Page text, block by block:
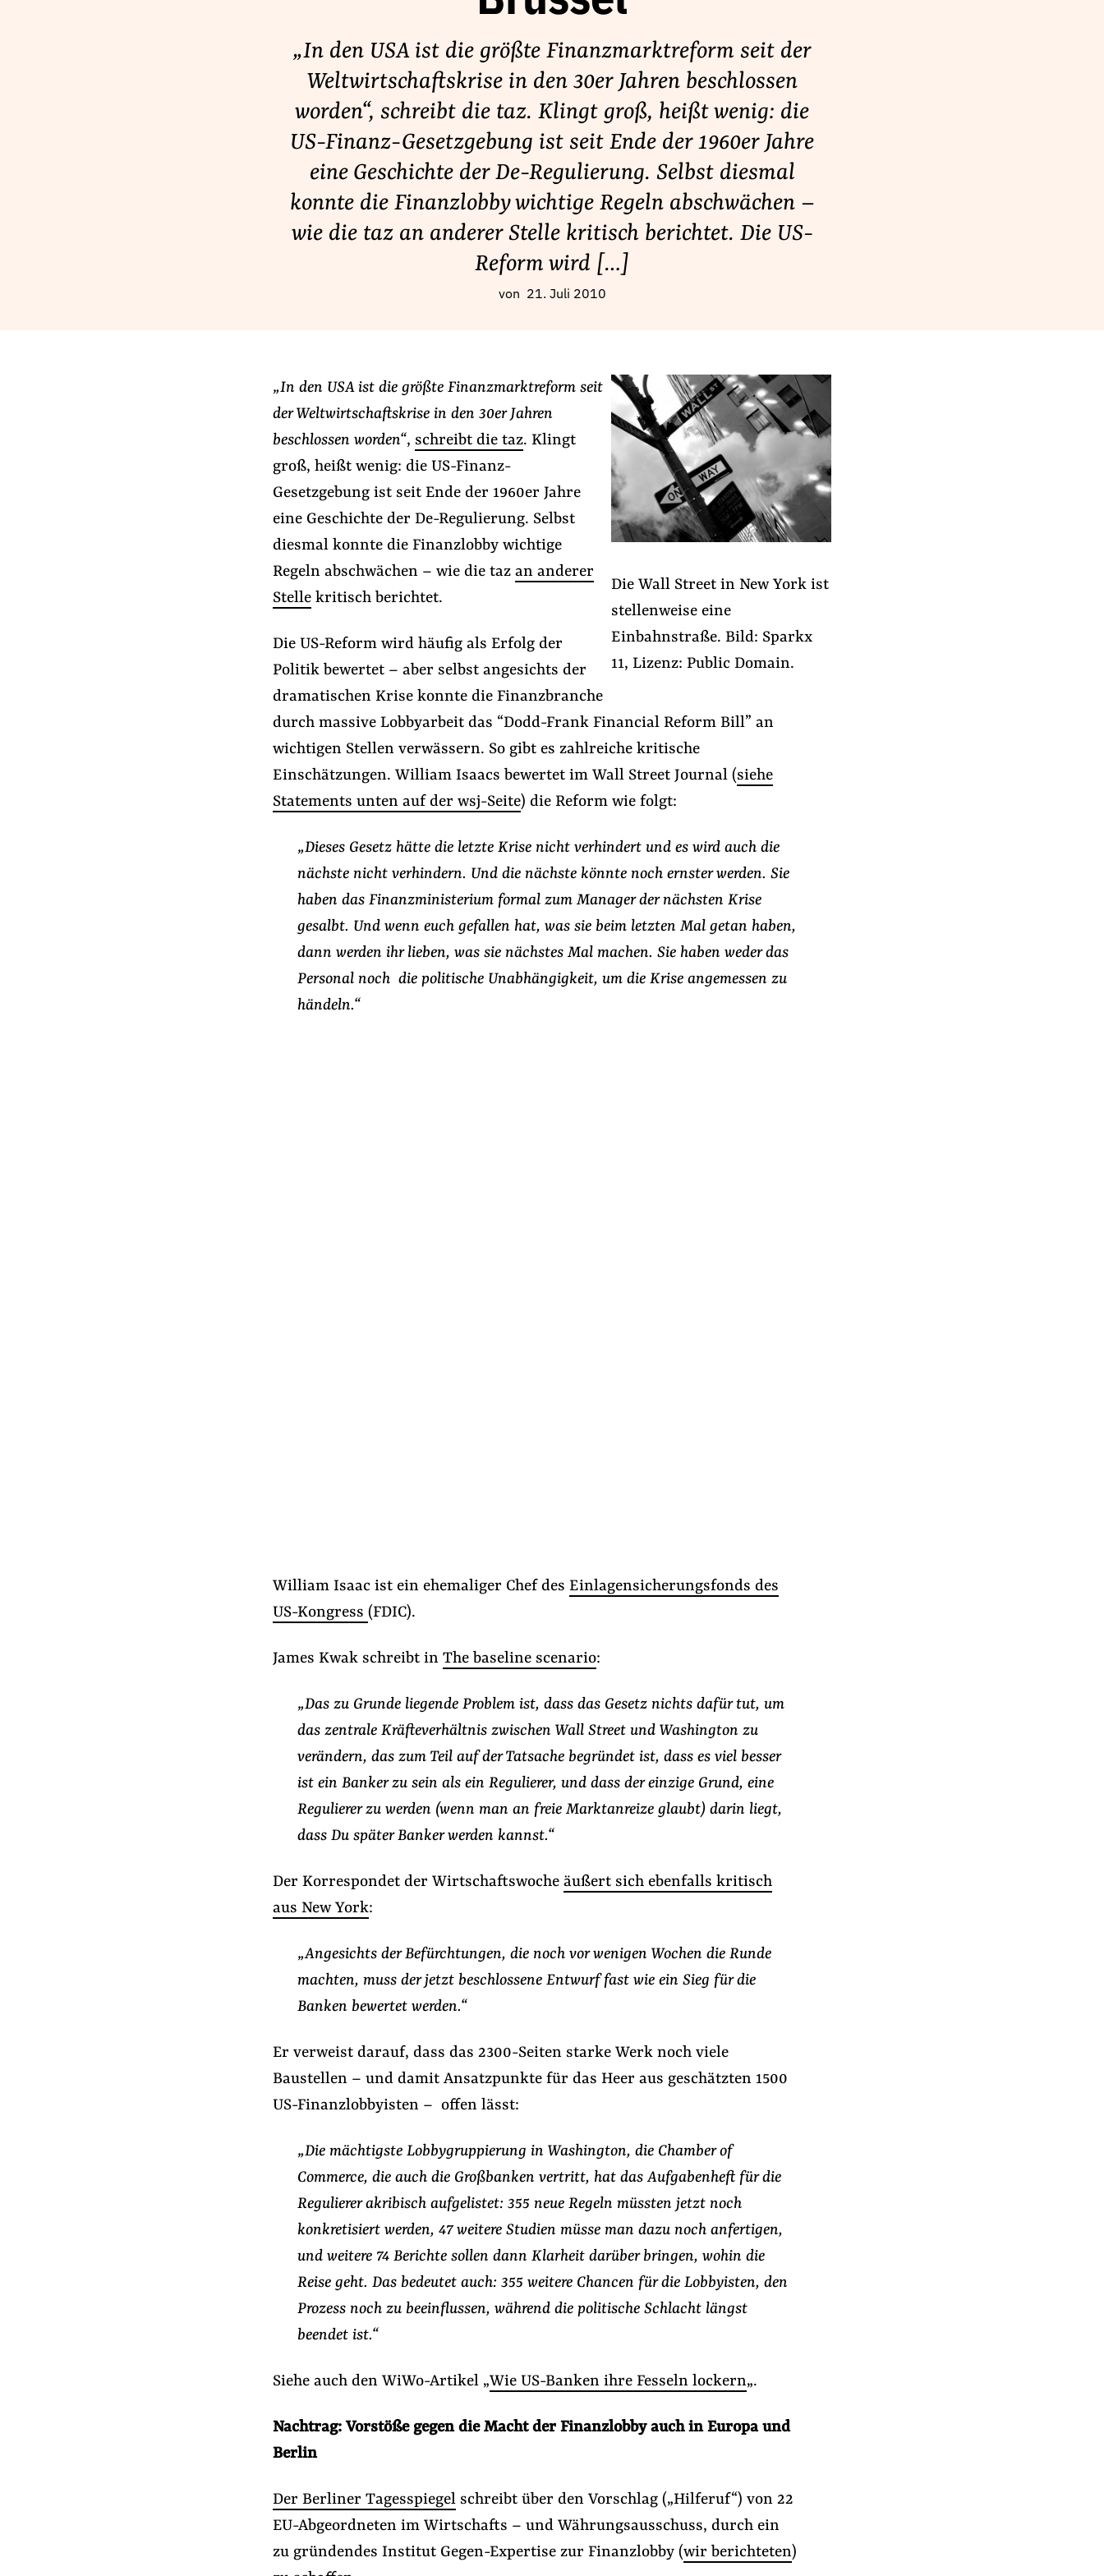
#Lobby-Fußspur #Aus der Lobbywelt
Folge Uns
FacebookMastodon
BlueskyInstagramYoutubeLinkedIn
Feed Newsletter
„In den USA ist die größte Finanzmarktreform seit der
Weltwirtschaftskrise in den 30er Jahren beschlossen
worden“, schreibt die taz. Klingt groß, heißt wenig: die
US-Finanz-Gesetzgebung ist seit Ende der 1960er Jahre
eine Geschichte der De-Regulierung. Selbst diesmal
konnte die Finanzlobby wichtige Regeln abschwächen –
wie die taz an anderer Stelle kritisch berichtet. Die US-
Reform wird […]
von 21. Juli 2010
Die Wall Street in New York ist
stellenweise eine
Einbahnstraße. Bild: Sparkx
11, Lizenz: Public Domain.
„In den USA ist die größte Finanzmarktreform seit
der Weltwirtschaftskrise in den 30er Jahren
beschlossen worden“, schreibt die taz. Klingt
groß, heißt wenig: die US-Finanz-
Gesetzgebung ist seit Ende der 1960er Jahre
eine Geschichte der De-Regulierung. Selbst
diesmal konnte die Finanzlobby wichtige
Regeln abschwächen – wie die taz an anderer
Stelle kritisch berichtet.
Die US-Reform wird häufig als Erfolg der
Politik bewertet – aber selbst angesichts der
dramatischen Krise konnte die Finanzbranche
durch massive Lobbyarbeit das “Dodd-Frank Financial Reform Bill” an
wichtigen Stellen verwässern. So gibt es zahlreiche kritische
Einschätzungen. William Isaacs bewertet im Wall Street Journal (siehe
Statements unten auf der wsj-Seite) die Reform wie folgt:
„Dieses Gesetz hätte die letzte Krise nicht verhindert und es wird auch die
nächste nicht verhindern. Und die nächste könnte noch ernster werden. Sie
haben das Finanzministerium formal zum Manager der nächsten Krise
gesalbt. Und wenn euch gefallen hat, was sie beim letzten Mal getan haben,
dann werden ihr lieben, was sie nächstes Mal machen. Sie haben weder das
Personal noch die politische Unabhängigkeit, um die Krise angemessen zu
händeln.“
William Isaac ist ein ehemaliger Chef des Einlagensicherungsfonds des
US-Kongress (FDIC).
James Kwak schreibt in The baseline scenario:
„Das zu Grunde liegende Problem ist, dass das Gesetz nichts dafür tut, um
das zentrale Kräfteverhältnis zwischen Wall Street und Washington zu
verändern, das zum Teil auf der Tatsache begründet ist, dass es viel besser
ist ein Banker zu sein als ein Regulierer, und dass der einzige Grund, eine
Regulierer zu werden (wenn man an freie Marktanreize glaubt) darin liegt,
dass Du später Banker werden kannst.“
Der Korrespondet der Wirtschaftswoche äußert sich ebenfalls kritisch
aus New York:
„Angesichts der Befürchtungen, die noch vor wenigen Wochen die Runde
machten, muss der jetzt beschlossene Entwurf fast wie ein Sieg für die
Banken bewertet werden.“
Er verweist darauf, dass das 2300-Seiten starke Werk noch viele
Baustellen – und damit Ansatzpunkte für das Heer aus geschätzten 1500
US-Finanzlobbyisten – offen lässt:
„Die mächtigste Lobbygruppierung in Washington, die Chamber of
Commerce, die auch die Großbanken vertritt, hat das Aufgabenheft für die
Regulierer akribisch aufgelistet: 355 neue Regeln müssten jetzt noch
konkretisiert werden, 47 weitere Studien müsse man dazu noch anfertigen,
und weitere 74 Berichte sollen dann Klarheit darüber bringen, wohin die
Reise geht. Das bedeutet auch: 355 weitere Chancen für die Lobbyisten, den
Prozess noch zu beeinflussen, während die politische Schlacht längst
beendet ist.“
Siehe auch den WiWo-Artikel „Wie US-Banken ihre Fesseln lockern„.
Nachtrag: Vorstöße gegen die Macht der Finanzlobby auch in Europa und
Berlin
Der Berliner Tagesspiegel schreibt über den Vorschlag („Hilferuf“) von 22
EU-Abgeordneten im Wirtschafts – und Währungsausschuss, durch ein
zu gründendes Institut Gegen-Expertise zur Finanzlobby (wir berichteten)